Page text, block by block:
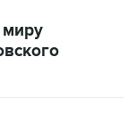
миру